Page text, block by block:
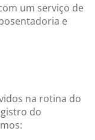
um serviço de
e
na rotina do
do